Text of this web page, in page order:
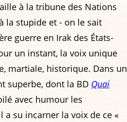
à la tribune des Nations
la stupide et - on le sait
guerre en Irak des États-
un instant, la voix unique
martiale, historique. Dans un
superbe, dont la BD Quai
avec humour les
su incarner la voix de ce «